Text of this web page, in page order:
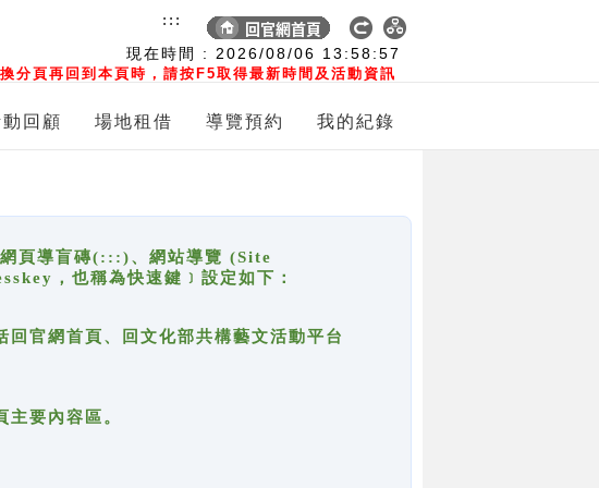
現在時間 : 2026/08/06 13:58:58
分頁再回到本頁時，請按F5取得最新時間及活動資訊
:::
回顧 場地租借 導覽預約 我的紀錄
網頁導盲磚(:::)、網站導覽 (Site
，也稱為快速鍵﹞設定如下：
網首頁、回文化部共構藝文活動平台
要內容區。